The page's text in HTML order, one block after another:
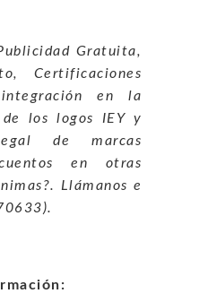
Gratuita,
Certificaciones
integración en la
de los logos IEY y
de marcas
en otras
Llámanos e